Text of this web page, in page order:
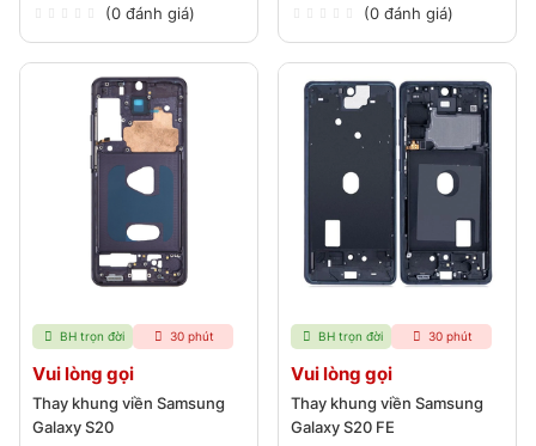
(0 đánh giá)
(0 đánh giá)
BH trọn đời 30 phút
Vui lòng gọi
Thay khung viền Samsung
Galaxy S20
BH trọn đời 30 phút
Vui lòng gọi
Thay khung viền Samsung
Galaxy S20 FE